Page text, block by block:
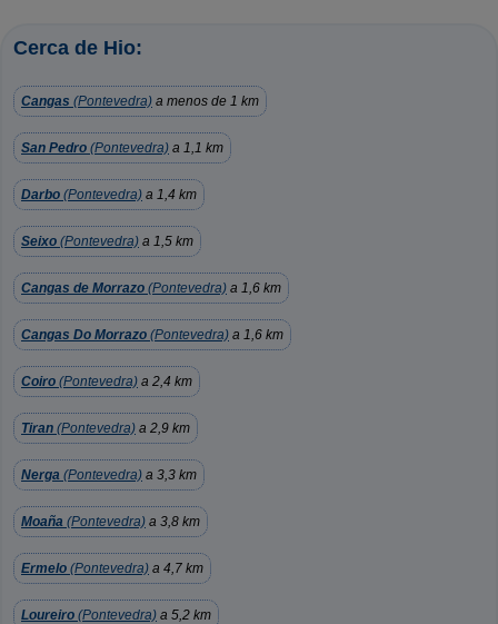
Cerca de Hio:
Cangas (Pontevedra) a menos de 1 km
San Pedro (Pontevedra) a 1,1 km
Darbo (Pontevedra) a 1,4 km
Seixo (Pontevedra) a 1,5 km
Cangas de Morrazo (Pontevedra) a 1,6 km
Cangas Do Morrazo (Pontevedra) a 1,6 km
Coiro (Pontevedra) a 2,4 km
Tiran (Pontevedra) a 2,9 km
Nerga (Pontevedra) a 3,3 km
Moaña (Pontevedra) a 3,8 km
Ermelo (Pontevedra) a 4,7 km
Loureiro (Pontevedra) a 5,2 km